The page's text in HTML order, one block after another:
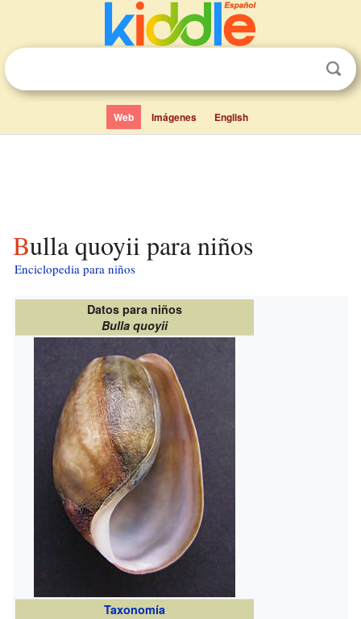
Web Imágenes English
Bulla quoyii para niños
Enciclopedia para niños
Datos para niños
Bulla quoyii
Taxonomía